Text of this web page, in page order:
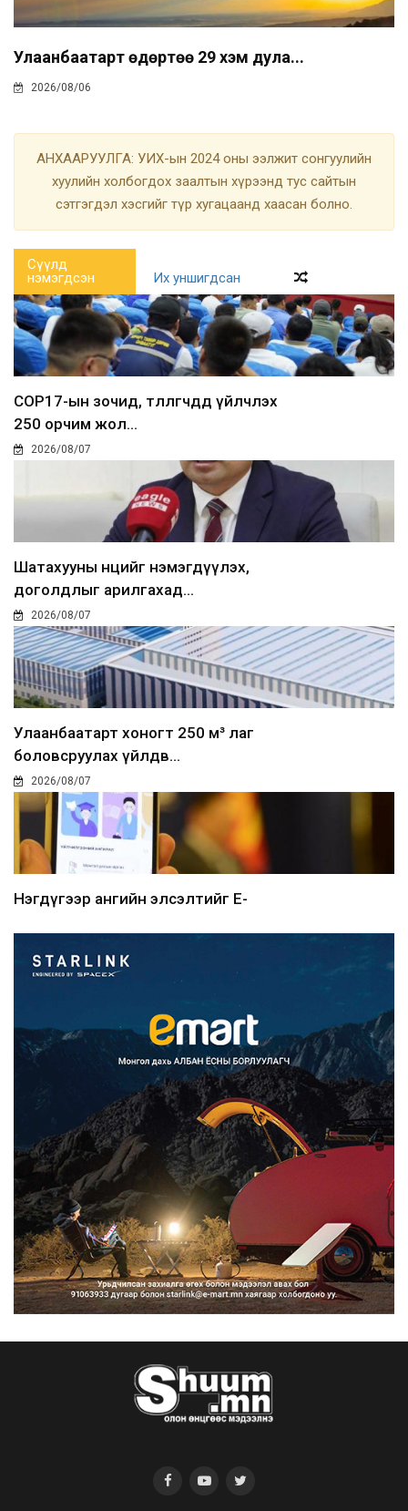
Улаанбаатарт өдөртөө 29 хэм дула...
2026/08/06
АНХААРУУЛГА: УИХ-ын 2024 оны ээлжит сонгуулийн
хуулийн холбогдох заалтын хүрээнд тус сайтын
сэтгэгдэл хэсгийг түр хугацаанд хаасан болно.
Сүүлд
нэмэгдсэн
Их уншигдсан
COP17-ын зочид, төлөөлөгчдөд үйлчлэх
250 орчим жол...
2026/08/07
Шатахууны нөөцийг нэмэгдүүлэх,
доголдлыг арилгахад...
2026/08/07
Улаанбаатарт хоногт 250 м³ лаг
боловсруулах үйлдв...
2026/08/07
Нэгдүгээр ангийн элсэлтийг E-
Францад иргэд рүү зөвшөөрөлгүй
сурталчилгааны дууд...
2026/08/07
Нийтийн тээврийн Ч:19А чиглэлийн
замналд түр хугац...
2026/08/07
Автомашины улсын дугаар сондгой
тоогоор төгссөн бо...